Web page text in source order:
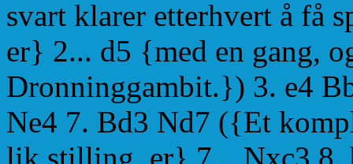
svart klarer etterhvert å få
er} 2... d5 {med en gang,
Dronninggambit.}) 3. e4
Ne4 7. Bd3 Nd7 ({Et
lik stilling, er} 7... Nxc3 8.